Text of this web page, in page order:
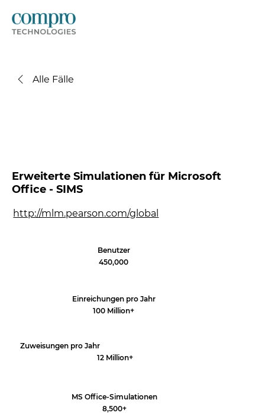
Alle Fälle
Erweiterte Simulationen für Microsoft
Office - SIMS
http://mlm.pearson.com/global
Benutzer
450,000
Zuweisungen pro Jahr
12 Million+
Einreichungen pro Jahr
100 Million+
MS Office-Simulationen
8,500+